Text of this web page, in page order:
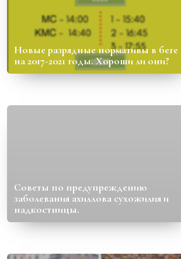
Новые разрядные нормативы в беге
на 2017-2021 годы. Хороши ли они?
Советы по предупреждению
заболевания ахиллова сухожилия и
надкостницы.